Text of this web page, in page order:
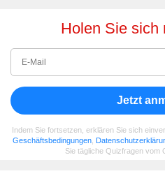
Holen Sie sich
Jetzt
Indem Sie fortsetzen, erklären Sie sich
Geschäftsbedingungen
Sie tägliche Quizfragen vom